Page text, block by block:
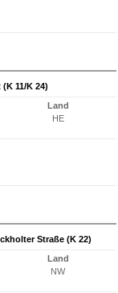
11/K 24)
Land
HE
Straße (K 22)
Land
NW